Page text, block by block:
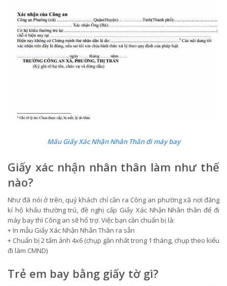
Mấu Giấy Xác Nhận Nhân Thân đi máy bay
Giấy xác nhận nhân thân làm như thế
nào?
Như đã nói ở trên, quý khách chỉ cần ra Công an phường xã nơi đăng
kí hộ khẩu thường trú, đề nghị cấp Giấy Xác Nhận Nhân thân để đi
máy bay thì Công an sẽ hổ trợ. Việc bạn cần chuẩn bị là:
+ In mẫu Giấy Xác Nhận Nhân Thân ra sẵn
+ Chuẩn bị 2 tấm ảnh 4x6 (chụp gần nhất trong 1 tháng, chụp theo kiểu
đi làm CMND)
Trẻ em bay bằng giấy tờ gì?